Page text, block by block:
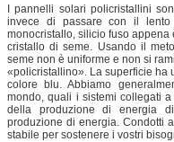
I pannelli solari policristallini
invece di passare con il
monocristallo, silicio fuso appena
cristallo di seme. Usando il
seme non è uniforme e non si
«policristallino». La superficie ha
colore blu. Abbiamo
mondo, quali i sistemi collegati
della produzione di energia
produzione di energia. Condotti
stabile per sostenere i vostri